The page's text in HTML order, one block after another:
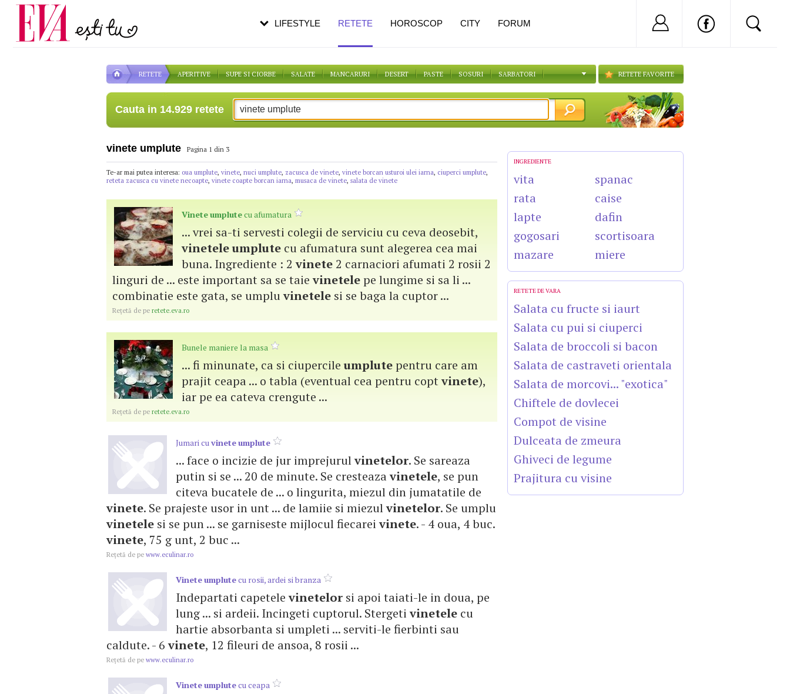
RETETE APERITIVE SUPE SI CIORBE SALATE MANCARURI DESERT PASTE SOSURI SARBATORI RETETE FAVORITE
Cauta in 14.929 retete
vinete umplute Pagina 1 din 3
Te-ar mai putea interesa: oua umplute, vinete, nuci umplute, zacusca de vinete, vinete borcan usturoi ulei iarna, ciuperci umplute,
reteta zacusca cu vinete necoapte, vinete coapte borcan iarna, musaca de vinete, salata de vinete
Vineteumplutecu afumatura
... vrei sa-ti servesti colegii de serviciu cu ceva deosebit,
vineteleumplute cu afumatura sunt alegerea cea mai
buna. Ingrediente : 2vinete 2 carnaciori afumati 2 rosii 2
linguri de ... este important sa se taievinetelepe lungime si sa li ...
combinatie este gata, se umpluvinetele si se baga la cuptor ...
Reţetă de pe retete.eva.ro
Bunele maniere la masa
... fi minunate, ca si ciupercileumplutepentru care am
prajit ceapa ... o tabla (eventual cea pentru coptvinete),
iar pe ea cateva crengute ...
Reţetă de pe retete.eva.ro
Jumari cuvineteumplute
... face o incizie de jur imprejurulvinetelor. Se sareaza
putin si se ... 20 de minute. Se cresteazavinetele, se pun
citeva bucatele de ... o lingurita, miezul din jumatatile de
vinete. Se prajeste usor in unt ... de lamiie si miezulvinetelor. Se umplu
vinetele si se pun ... se garniseste mijlocul fiecareivinete. - 4 oua, 4 buc.
vinete, 75 g unt, 2 buc ...
Reţetă de pe www.eculinar.ro
Vineteumplutecu rosii, ardei si branza
Indepartati capetelevinetelor si apoi taiati-le in doua, pe
lung ... si ardeii. Incingeti cuptorul. Stergetivinetele cu
hartie absorbanta si umpleti ... serviti-le fierbinti sau
caldute. - 6vinete, 12 fileuri de ansoa, 8 rosii ...
Reţetă de pe www.eculinar.ro
Vineteumplutecu ceapa
INGREDIENTE
vita
rata
lapte
gogosari
mazare
spanac
caise
dafin
scortisoara
miere
RETETE DE VARA
Salata cu fructe si iaurt
Salata cu pui si ciuperci
Salata de broccoli si bacon
Salata de castraveti orientala
Salata de morcovi... "exotica"
Chiftele de dovlecei
Compot de visine
Dulceata de zmeura
Ghiveci de legume
Prajitura cu visine
LIFESTYLE RETETE HOROSCOP CITY FORUM Nu ai cont?
Carieră
Actualitate